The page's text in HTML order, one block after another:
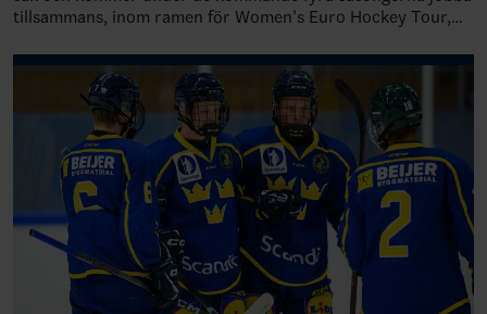
tillsammans, inom ramen för Women’s Euro Hockey Tour,